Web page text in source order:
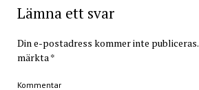
Lämna ett svar
Din e-postadress kommer inte publiceras.
märkta *
Kommentar